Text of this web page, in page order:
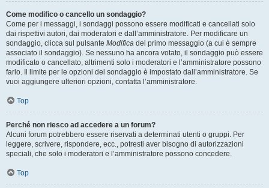
Come modifico o cancello un sondaggio?
Come per i messaggi, i sondaggi possono essere modificati e cancellati solo
dai rispettivi autori, dai moderatori e dall’amministratore. Per modificare un
sondaggio, clicca sul pulsante Modifica del primo messaggio (a cui è sempre
associato il sondaggio). Se nessuno ha ancora votato, il sondaggio può essere
modificato o cancellato, altrimenti solo i moderatori e l’amministratore possono
farlo. Il limite per le opzioni del sondaggio è impostato dall’amministratore. Se
vuoi aggiungere ulteriori opzioni, contatta l’amministratore.
Top
Perché non riesco ad accedere a un forum?
Alcuni forum potrebbero essere riservati a determinati utenti o gruppi. Per
leggere, scrivere, rispondere, ecc., potresti aver bisogno di autorizzazioni
speciali, che solo i moderatori e l’amministratore possono concedere.
Top